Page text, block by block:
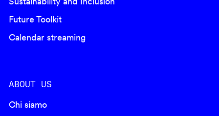
Future Toolkit
Calendar streaming
ABOUT US
Chi siamo